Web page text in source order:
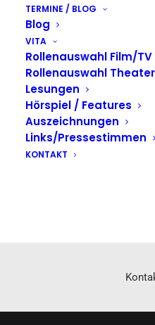
TERMINE / BLOG
Blog
VITA
Rollenauswahl Film/TV
Rollenauswahl Theater
Lesungen
Hörspiel / Features
Auszeichnungen
Links/Pressestimmen
KONTAKT